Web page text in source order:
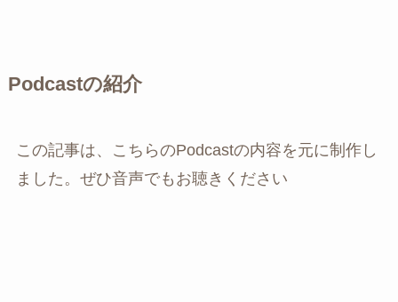
Podcastの紹介
この記事は、こちらのPodcastの内容を元に制作し
ました。ぜひ音声でもお聴きください